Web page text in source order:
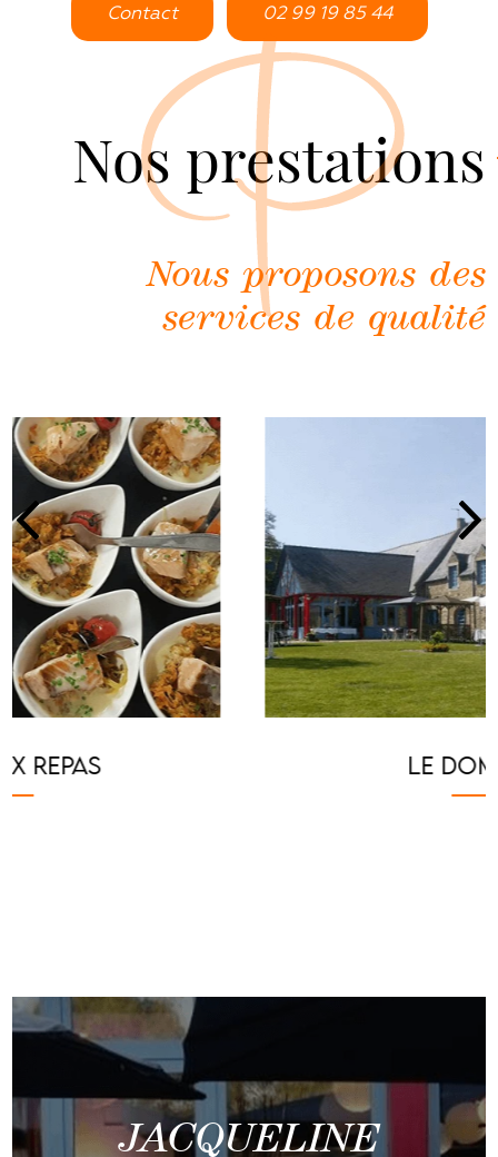
Contact 02 99 19 85 44
Nos prestations
P
Nous proposons des
services de qualité
JACQUELINE